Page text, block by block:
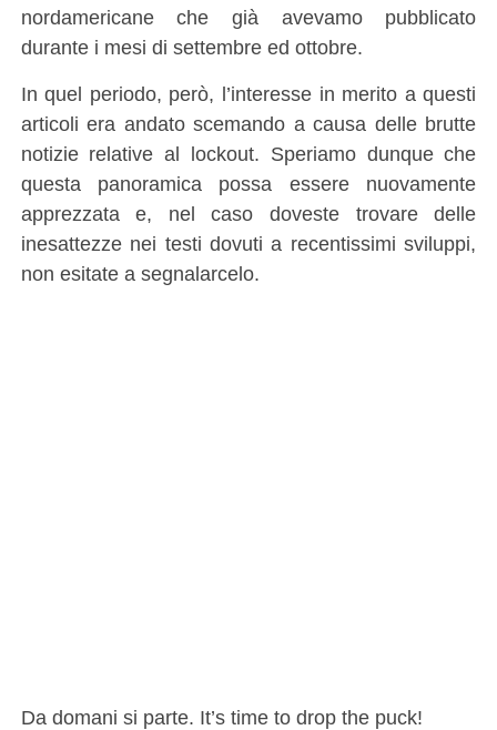
nordamericane che già avevamo pubblicato
durante i mesi di settembre ed ottobre.
In quel periodo, però, l’interesse in merito a questi
articoli era andato scemando a causa delle brutte
notizie relative al lockout. Speriamo dunque che
questa panoramica possa essere nuovamente
apprezzata e, nel caso doveste trovare delle
inesattezze nei testi dovuti a recentissimi sviluppi,
non esitate a segnalarcelo.
Da domani si parte. It’s time to drop the puck!